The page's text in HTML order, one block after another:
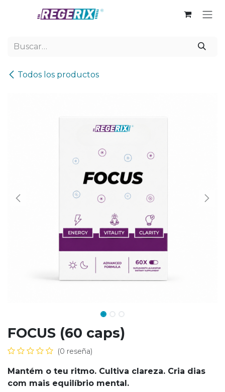
Todos los productos
FOCUS (60 caps)
(0 reseña)
Mantém o teu ritmo. Cultiva clareza. Cria dias
com mais equilíbrio mental.